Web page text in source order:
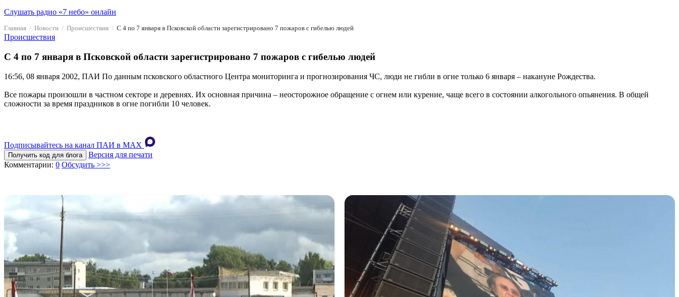
Слушать радио «7 небо» онлайн
Главная Новости Происшествия С 4 по 7 января в Псковской области зарегистрировано 7 пожаров с гибелью людей
Происшествия
С 4 по 7 января в Псковской области зарегистрировано 7 пожаров с гибелью людей
16:56, 08 января 2002, ПАИ По данным псковского областного Центра мониторинга и прогнозирования ЧС, люди не гибли в огне только 6 января – накануне Рождества.
Все пожары произошли в частном секторе и деревнях. Их основная причина – неосторожное обращение с огнем или курение, чаще всего в состоянии алкогольного опьянения. В общей
сложности за время праздников в огне погибли 10 человек.
Подписывайтесь на канал ПАИ в MAХ
Получить код для блога
Версия для печати
Комментарии: 0 Обсудить >>>